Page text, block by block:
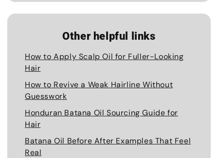
Other helpful links
How to Apply Scalp Oil for Fuller-Looking
Hair
How to Revive a Weak Hairline Without
Guesswork
Honduran Batana Oil Sourcing Guide for
Hair
Batana Oil Before After Examples That Feel
Real